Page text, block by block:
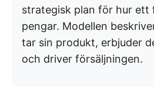
strategisk plan för hur ett
pengar. Modellen
tar sin produkt, erbjuder
och driver försäljningen.